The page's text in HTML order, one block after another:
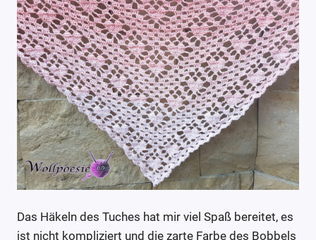
Das Häkeln des Tuches hat mir viel Spaß bereitet, es
ist nicht kompliziert und die zarte Farbe des Bobbels